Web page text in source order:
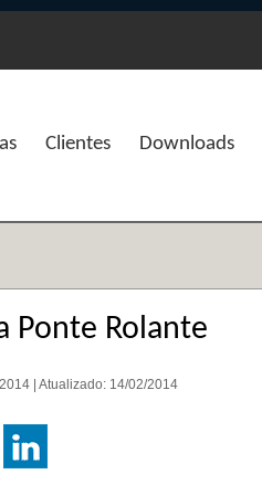
Clientes Downloads
Ponte Rolante
| Atualizado: 14/02/2014